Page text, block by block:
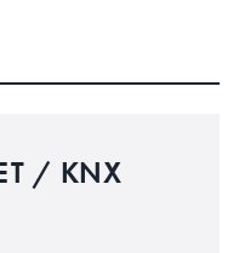
/ KNX